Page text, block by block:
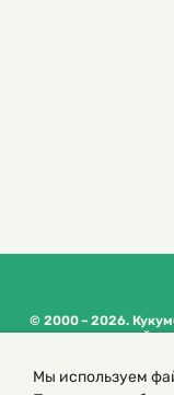
© 2000 – 2026.
журнал для детей
сайта
Мы используем